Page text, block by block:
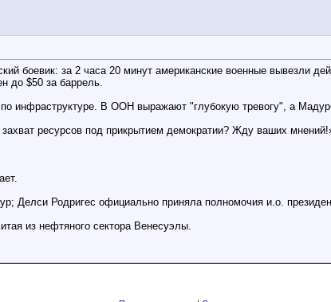
боевик: за 2 часа 20 минут американские военные вывезли
до $50 за баррель.
инфраструктуре. В ООН выражают "глубокую тревогу", а
ресурсов под прикрытием демократии? Жду ваших
Делси Родригес официально приняла полномочия и.о.
из нефтяного сектора Венесуэлы.